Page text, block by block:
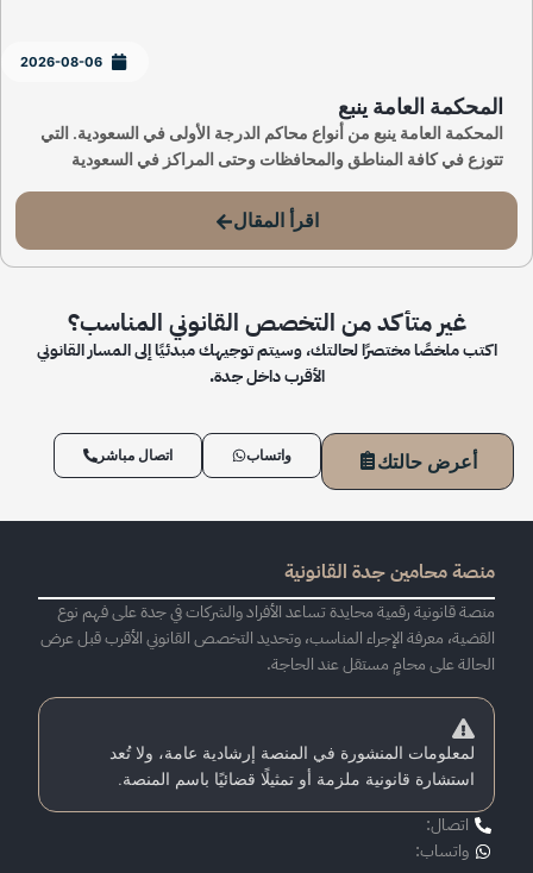
2026-08-06
المحكمة العامة ينبع
المحكمة العامة ينبع من أنواع محاكم الدرجة الأولى في السعودية. التي
تتوزع في كافة المناطق والمحافظات وحتى المراكز في السعودية
اقرأ المقال
غير متأكد من التخصص القانوني المناسب؟
اكتب ملخصًا مختصرًا لحالتك، وسيتم توجيهك مبدئيًا إلى المسار القانوني
الأقرب داخل جدة.
أعرض حالتك واتساب اتصال مباشر
منصة محامين جدة القانونية
منصة قانونية رقمية محايدة تساعد الأفراد والشركات في جدة على فهم نوع
القضية، معرفة الإجراء المناسب، وتحديد التخصص القانوني الأقرب قبل عرض
الحالة على محامٍ مستقل عند الحاجة.
لمعلومات المنشورة في المنصة إرشادية عامة، ولا تُعد
استشارة قانونية ملزمة أو تمثيلًا قضائيًا باسم المنصة.
اتصال:
واتساب: